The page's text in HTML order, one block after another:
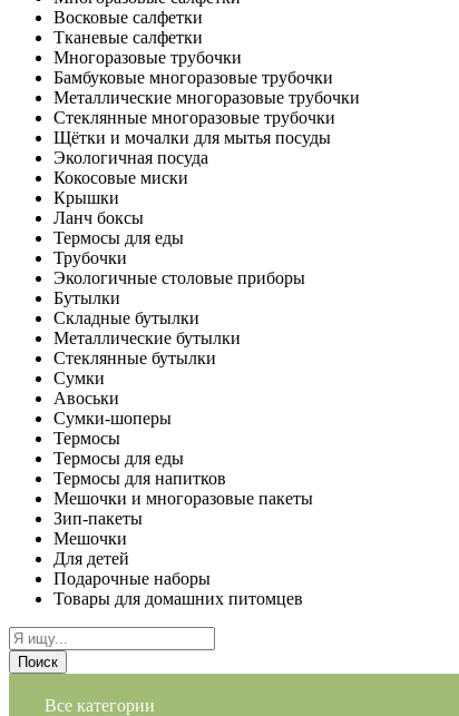
Восковые салфетки
Тканевые салфетки
Многоразовые трубочки
Бамбуковые многоразовые трубочки
Металлические многоразовые трубочки
Стеклянные многоразовые трубочки
Щётки и мочалки для мытья посуды
Экологичная посуда
Кокосовые миски
Крышки
Ланч боксы
Термосы для еды
Трубочки
Экологичные столовые приборы
Бутылки
Складные бутылки
Металлические бутылки
Стеклянные бутылки
Сумки
Авоськи
Сумки-шоперы
Термосы
Термосы для еды
Термосы для напитков
Мешочки и многоразовые пакеты
Зип-пакеты
Мешочки
Для детей
Подарочные наборы
Товары для домашних питомцев
Поиск
Все категории